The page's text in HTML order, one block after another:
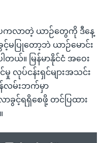
ကလာတဲ့ ယာဉ်တွေကို ဒီနေ့
င့်မပြုတော့ဘဲ ယာဉ်မောင်း
ယ်။ မြန်မာနိုင်ငံ အဝေး
လုပ်ငန်းရှင်များအသင်း
လမ်းဘက်မှာ
ခွင့်ရရှိစေဖို့ တင်ပြထား